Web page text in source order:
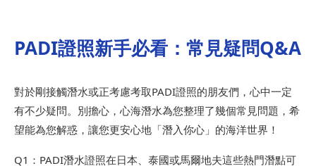
PADI證照新手必看：常見疑問Q&A
對於剛接觸潛水或正考慮考取PADI證照的朋友們，心中一定
有不少疑問。別擔心，心海潛水為您整理了幾個常見問題，希
望能為您解惑，讓您更安心地「潛入你心」的海洋世界！
Q1：PADI潛水證照在日本、泰國或馬爾地夫這些熱門潛點可